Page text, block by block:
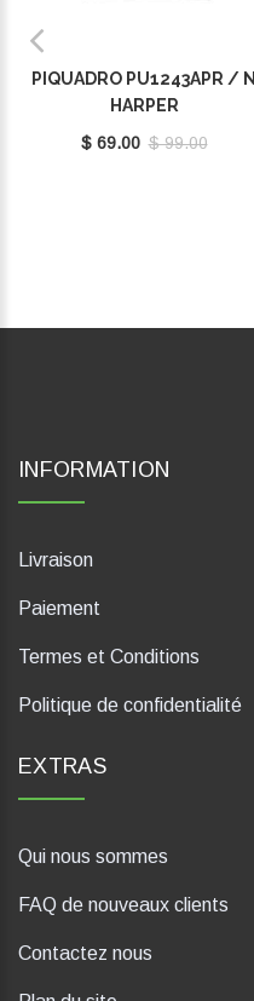
PIQUADRO PU1243APR / N
HARPER
$ 69.00 $ 99.00
INFORMATION
Livraison
Paiement
Termes et Conditions
Politique de confidentialité
EXTRAS
Qui nous sommes
FAQ de nouveaux clients
Contactez nous